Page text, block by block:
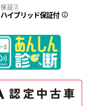
保証②
ハイブリッド保証付